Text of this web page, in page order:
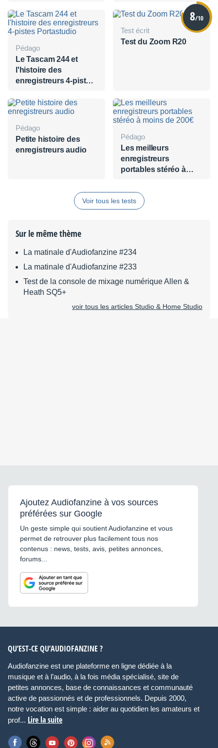
Pédago
Le Tascam 244 et
l'histoire des
enregistreurs 4-pistes
8/10
Test écrit
Test du Zoom R20
Pédago
Petite histoire des
enregistreurs audio
Pédago
Les meilleurs
enregistreurs
portables stéréo à
Voir tous les tests
Sur le même thème
La matinale d'Audiofanzine #234
La matinale d'Audiofanzine #233
Test de la console de mixage numérique Allen &
Heath SQ5+
voir tous les articles Studio & Home Studio
Ajoutez Audiofanzine à vos sources
préférées sur Google
Un geste simple qui soutient Audiofanzine et vous
permet de retrouver plus facilement tous nos
contenus : news, tests, avis, petites annonces,
forums...
QU’EST-CE QU’AUDIOFANZINE ?
Audiofanzine est une plateforme en ligne dédiée à la
musique et à l’audio, à la fois média spécialisé, site de
petites annonces, base de connaissances et communauté
active de passionnés et de professionnels. Depuis 2000,
notre vocation est simple : aider au quotidien les amateurs et
prof... Lire la suite